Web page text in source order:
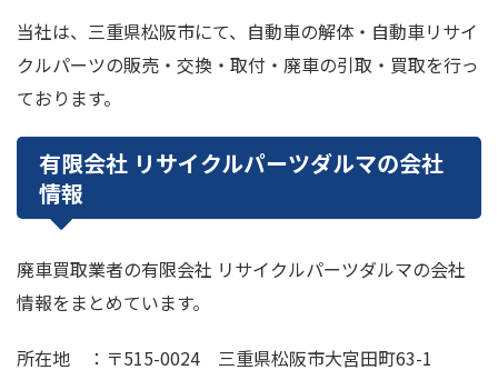
当社は、三重県松阪市にて、自動車の解体・自動車リサイ
クルパーツの販売・交換・取付・廃車の引取・買取を行っ
ております。
有限会社 リサイクルパーツダルマの会社
情報
廃車買取業者の有限会社 リサイクルパーツダルマの会社
情報をまとめています。
所在地 ：〒515-0024 三重県松阪市大宮田町63-1